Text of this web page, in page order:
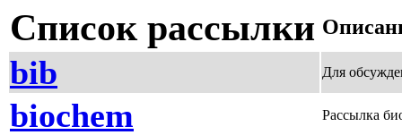
Список рассылки
bib Для
biochem Рассылка